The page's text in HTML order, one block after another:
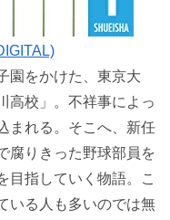
園をかけた、東京大
高校」。不祥事によっ
まれる。そこへ、新任
腐りきった野球部員を
目指していく物語。こ
いる人も多いのでは無